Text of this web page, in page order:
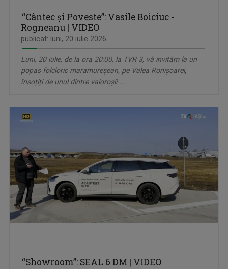
“Cântec și Poveste”: Vasile Boiciuc -
Rogneanu | VIDEO
publicat: luni, 20 iulie 2026
Luni, 20 iulie, de la ora 20:00, la TVR 3, vă invităm la un
popas folcloric maramureșean, pe Valea Ronișoarei,
însoțiți de unul dintre valoroșii ...
“Showroom”: SEAL 6 DM | VIDEO